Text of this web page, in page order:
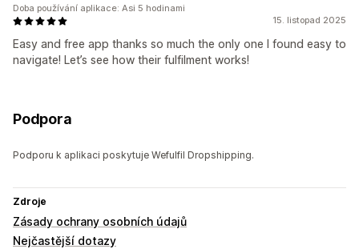
15. listopad 2025
Easy and free app thanks so much the only one I found easy to
navigate! Let’s see how their fulfilment works!
Doba používání aplikace: Asi 5 hodinami
Podpora
Podporu k aplikaci poskytuje Wefulfil Dropshipping.
Zdroje
Zásady ochrany osobních údajů
Nejčastější dotazy